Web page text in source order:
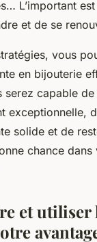
L’important
et de se
vous
en bijouterie
serez capable
exceptionnelle,
solide et de
chance
et utiliser